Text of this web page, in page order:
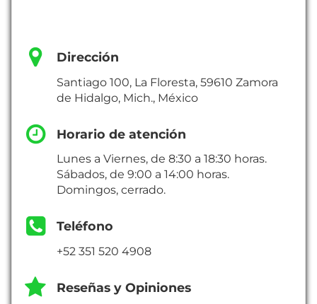
Dirección
Santiago 100, La Floresta, 59610 Zamora
de Hidalgo, Mich., México
Horario de atención
Lunes a Viernes, de 8:30 a 18:30 horas.
Sábados, de 9:00 a 14:00 horas.
Domingos, cerrado.
Teléfono
+52 351 520 4908
Reseñas y Opiniones